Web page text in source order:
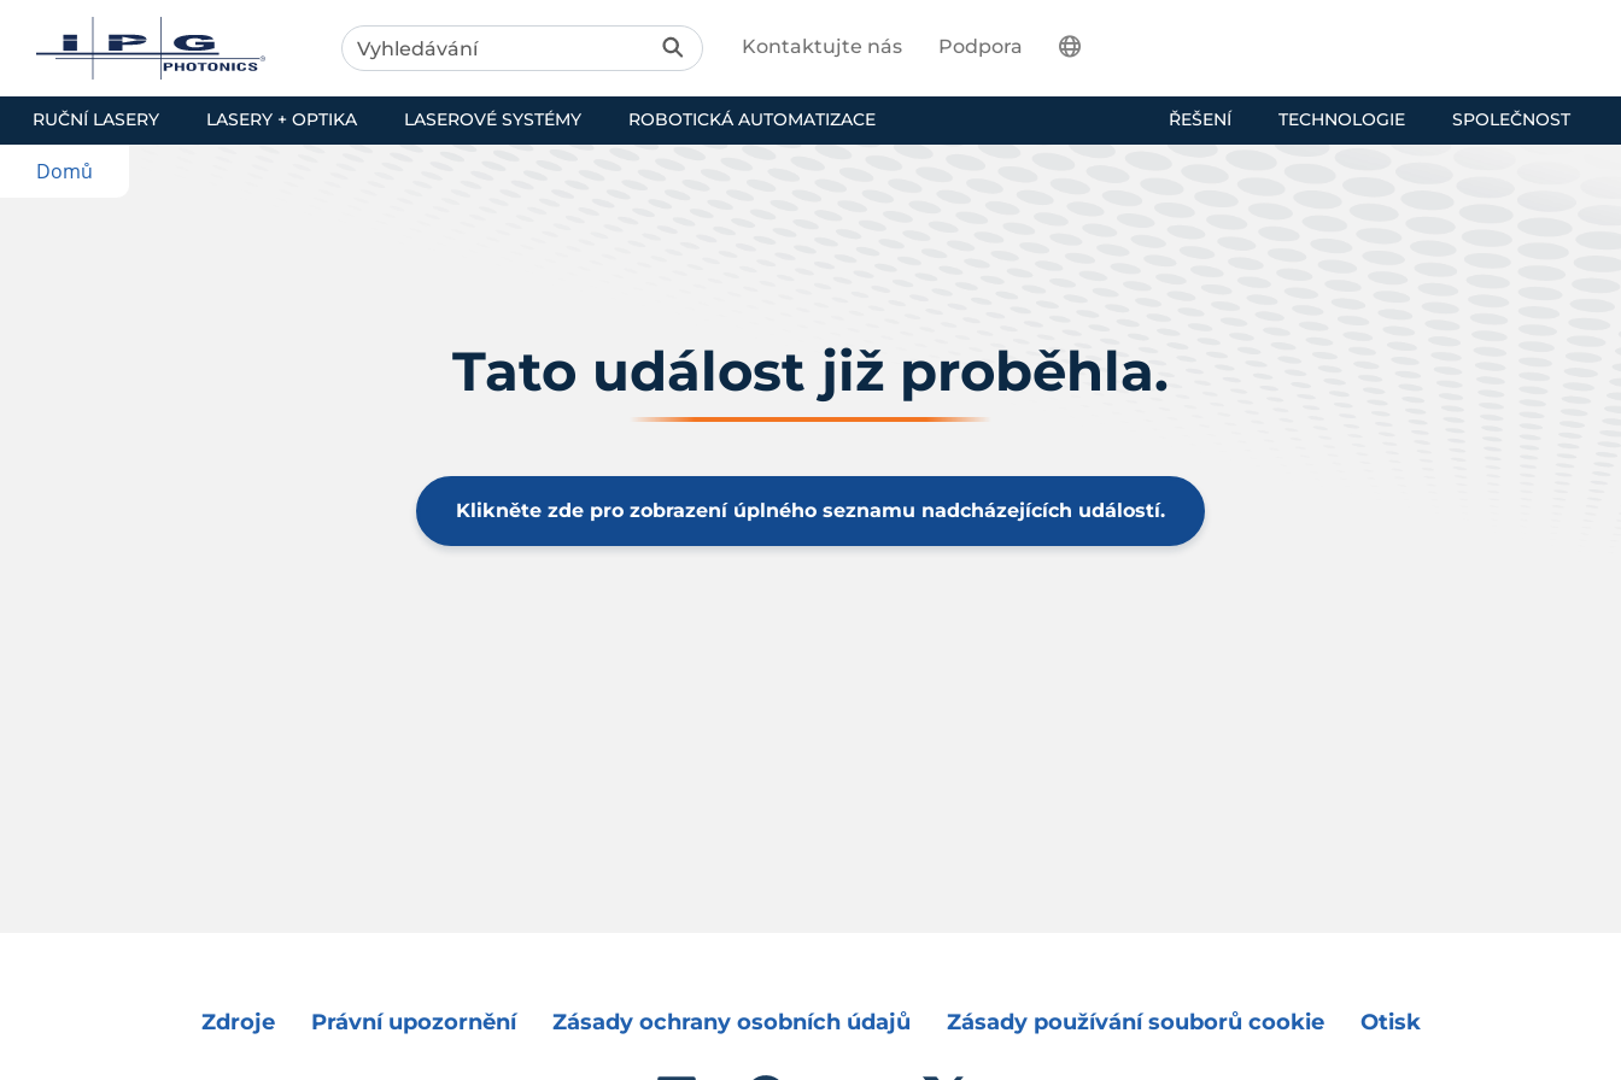
RUČNÍ LASERY LASERY + OPTIKA LASEROVÉ SYSTÉMY ROBOTICKÁ AUTOMATIZACE ŘEŠENÍ TECHNOLOGIE SPOLEČNOST
Kontaktujte nás Podpora
Domů
Tato událost již proběhla.
Klikněte zde pro zobrazení úplného seznamu nadcházejících událostí.
Zdroje Právní upozornění Zásady ochrany osobních údajů Zásady používání souborů cookie Otisk